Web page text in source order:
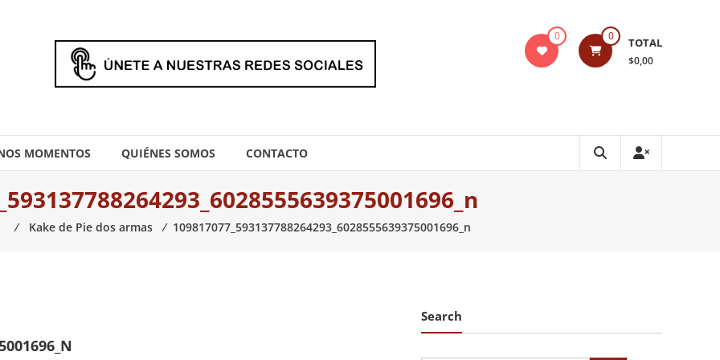
0 0 TOTAL
$0,00
MOMENTOS QUIÉNES SOMOS CONTACTO
⁄ Kake de Pie dos armas ⁄ 109817077_593137788264293_6028555639375001696_n
Search